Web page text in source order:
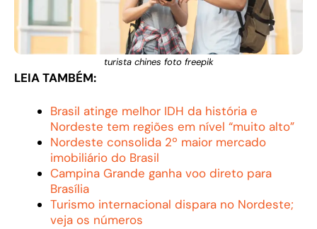
turista chines foto freepik
LEIA TAMBÉM:
Brasil atinge melhor IDH da história e
Nordeste tem regiões em nível “muito alto”
Nordeste consolida 2º maior mercado
imobiliário do Brasil
Campina Grande ganha voo direto para
Brasília
Turismo internacional dispara no Nordeste;
veja os números